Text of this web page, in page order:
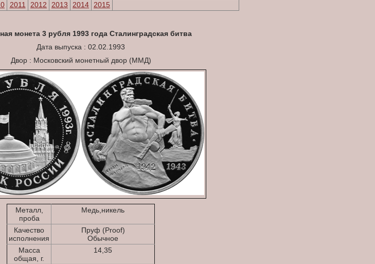
2011 2012 2013 2014 2015
монета 3 рубля 1993 года Сталинградская битва
Дата выпуска : 02.02.1993
Двор : Московский монетный двор (ММД)
Металл,
проба
Медь,никель
Качество
исполнения
Пруф (Proof)
Обычное
Масса
общая, г.
14,35